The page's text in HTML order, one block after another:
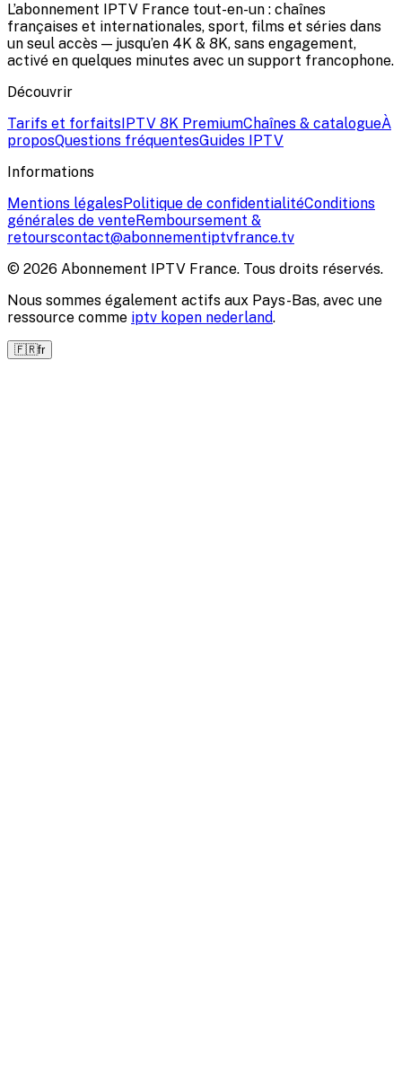
L’abonnement IPTV France tout-en-un : chaînes
françaises et internationales, sport, films et séries dans
un seul accès — jusqu’en 4K & 8K, sans engagement,
activé en quelques minutes avec un support francophone.
Découvrir
Tarifs et forfaits IPTV 8K PremiumChaînes & catalogueÀ
proposQuestions fréquentesGuides IPTV
Informations
Mentions légalesPolitique de confidentialitéConditions
générales de venteRemboursement &
retourscontact@abonnementiptvfrance.tv
© 2026 Abonnement IPTV France. Tous droits réservés.
Nous sommes également actifs aux Pays-Bas, avec une
ressource comme iptv kopen nederland.
🇫🇷fr